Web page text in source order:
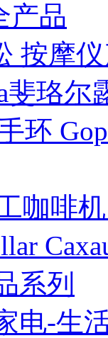
产品
按摩
斐珞
环
咖啡
系列
电-生